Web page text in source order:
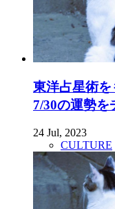
東洋占星術
7/30の運勢を
24 Jul, 2023
CULTURE